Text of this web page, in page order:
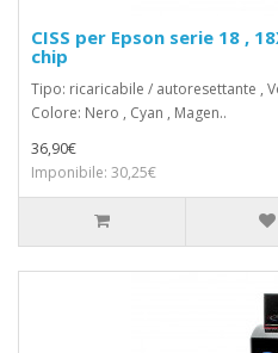
CISS per Epson serie 18 ,
chip
Tipo: ricaricabile / autoresettante ,
Colore: Nero , Cyan , Magen..
36,90€
Imponibile: 30,25€